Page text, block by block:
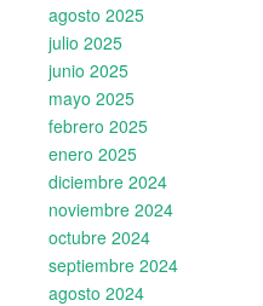
agosto 2025
julio 2025
junio 2025
mayo 2025
febrero 2025
enero 2025
diciembre 2024
noviembre 2024
octubre 2024
septiembre 2024
agosto 2024